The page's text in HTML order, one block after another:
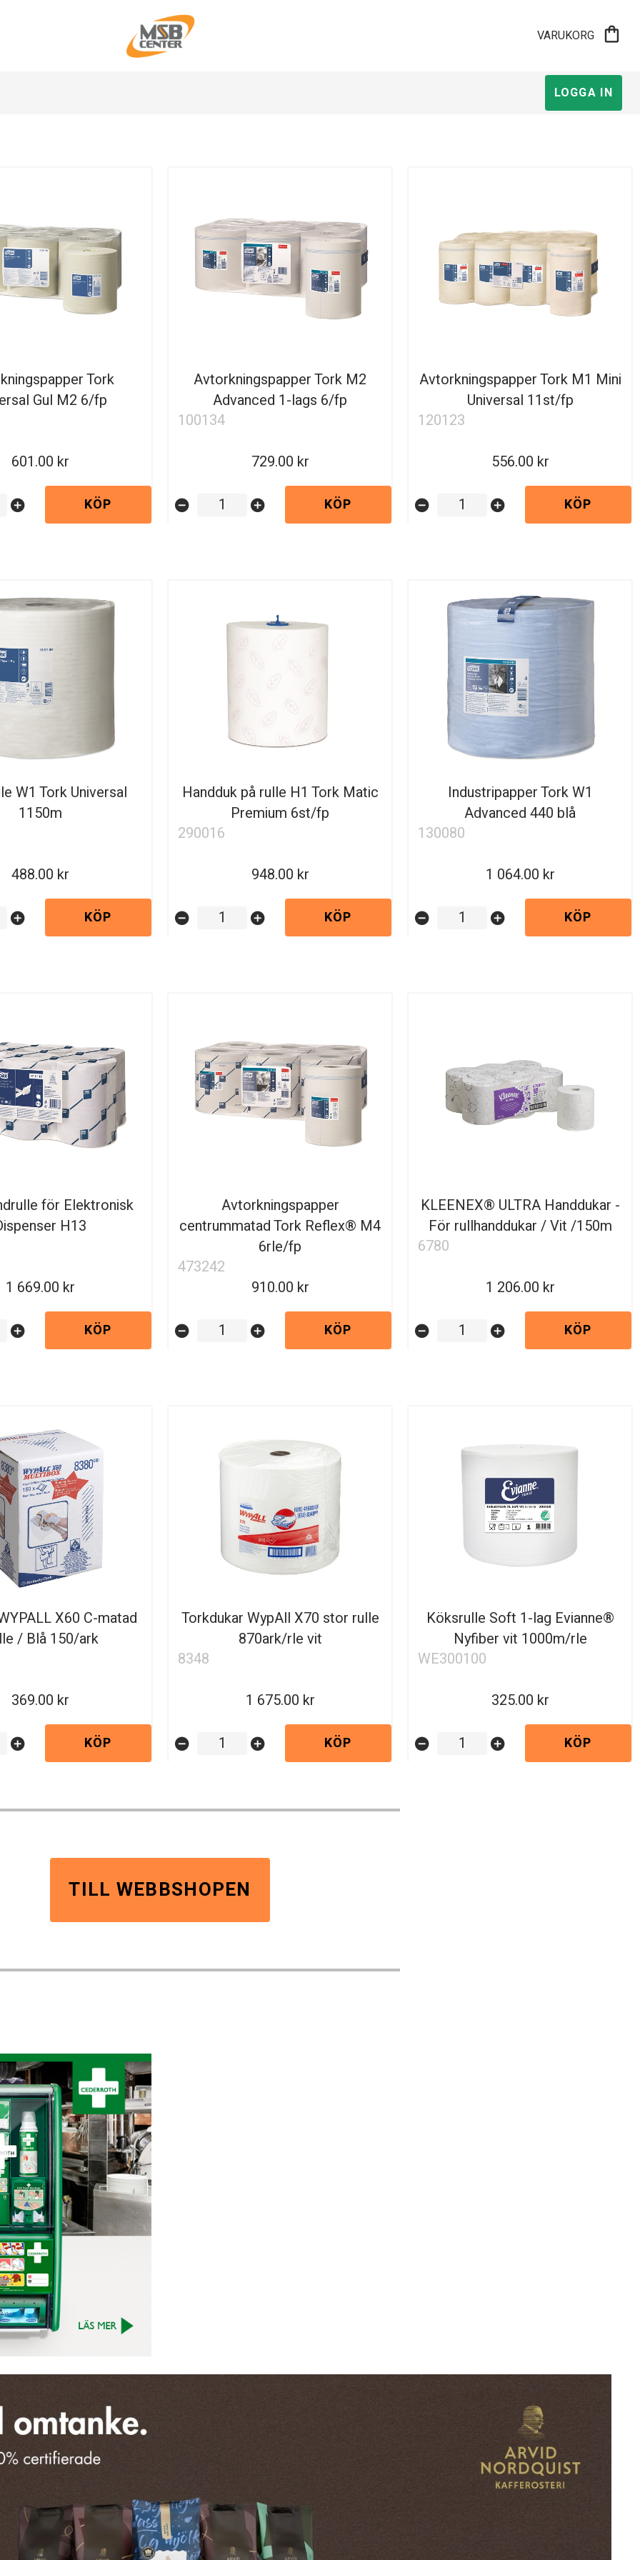
VARUKORG shopping_bag
LOGGA IN
Tork
Gul M2 6/fp
601.00
add_circle KÖP
Avtorkningspapper Tork M2
Advanced 1-lags 6/fp
100134
729.00
remove_circle add_circle KÖP
Avtorkningspapper Tork M1 Mini
Universal 11st/fp
120123
556.00
remove_circle add_circle KÖP
W1 Tork Universal
1150m
488.00
add_circle KÖP
Handduk på rulle H1 Tork Matic
Premium 6st/fp
290016
948.00
remove_circle add_circle KÖP
Industripapper Tork W1
Advanced 440 blå
130080
1 064.00
remove_circle add_circle KÖP
för Elektronisk
H13
1 669.00
add_circle KÖP
Avtorkningspapper
centrummatad Tork Reflex® M4
6rle/fp
473242
910.00
remove_circle add_circle KÖP
KLEENEX® ULTRA Handdukar -
För rullhanddukar / Vit /150m
6780
1 206.00
remove_circle add_circle KÖP
X60 C-matad
/ Blå 150/ark
369.00
add_circle KÖP
Torkdukar WypAll X70 stor rulle
870ark/rle vit
8348
1 675.00
remove_circle add_circle KÖP
Köksrulle Soft 1-lag Evianne®
Nyfiber vit 1000m/rle
WE300100
325.00
remove_circle add_circle KÖP
TILL WEBBSHOPEN